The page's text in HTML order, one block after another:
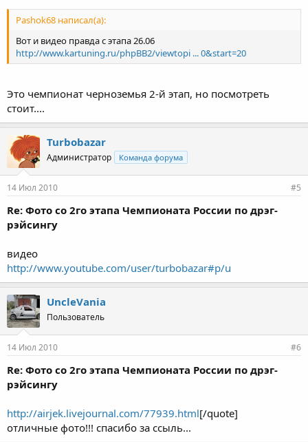
Pashok68 написал(а):
Вот и видео правда с этапа 26.06
http://www.kartuning.ru/phpBB2/viewtopi ... 0&start=20
Это чемпионат черноземья 2-й этап, но посмотреть
стоит....
Turbobazar
Администратор Команда форума
14 Июл 2010 #5
Re: Фото со 2го этапа Чемпионата России по дрэг-
рэйсингу
видео
http://www.youtube.com/user/turbobazar#p/u
UncleVania
Пользователь
14 Июл 2010 #6
Re: Фото со 2го этапа Чемпионата России по дрэг-
рэйсингу
http://airjek.livejournal.com/77939.html[/quote]
отличные фото!!! спасибо за ссыль...